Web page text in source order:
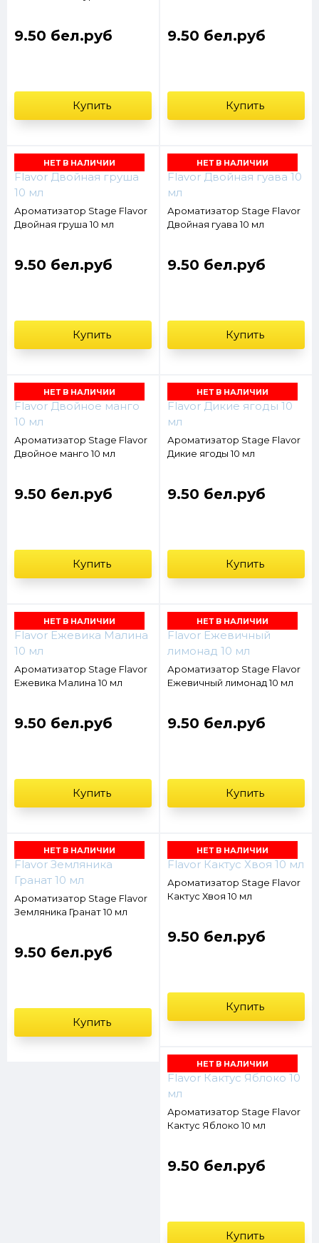
9.50 бел.руб
Купить
9.50 бел.руб
Купить
НЕТ В НАЛИЧИИ
Ароматизатор Stage Flavor
Двойная груша 10 мл
9.50 бел.руб
Купить
НЕТ В НАЛИЧИИ
Ароматизатор Stage Flavor
Двойная гуава 10 мл
9.50 бел.руб
Купить
НЕТ В НАЛИЧИИ
Ароматизатор Stage Flavor
Двойное манго 10 мл
9.50 бел.руб
Купить
НЕТ В НАЛИЧИИ
Ароматизатор Stage Flavor
Дикие ягоды 10 мл
9.50 бел.руб
Купить
НЕТ В НАЛИЧИИ
Ароматизатор Stage Flavor
Ежевика Малина 10 мл
9.50 бел.руб
Купить
НЕТ В НАЛИЧИИ
Ароматизатор Stage Flavor
Ежевичный лимонад 10 мл
9.50 бел.руб
Купить
НЕТ В НАЛИЧИИ
Ароматизатор Stage Flavor
Земляника Гранат 10 мл
9.50 бел.руб
Купить
НЕТ В НАЛИЧИИ
Ароматизатор Stage Flavor
Кактус Хвоя 10 мл
9.50 бел.руб
Купить
НЕТ В НАЛИЧИИ
Ароматизатор Stage Flavor
Кактус Яблоко 10 мл
9.50 бел.руб
Купить